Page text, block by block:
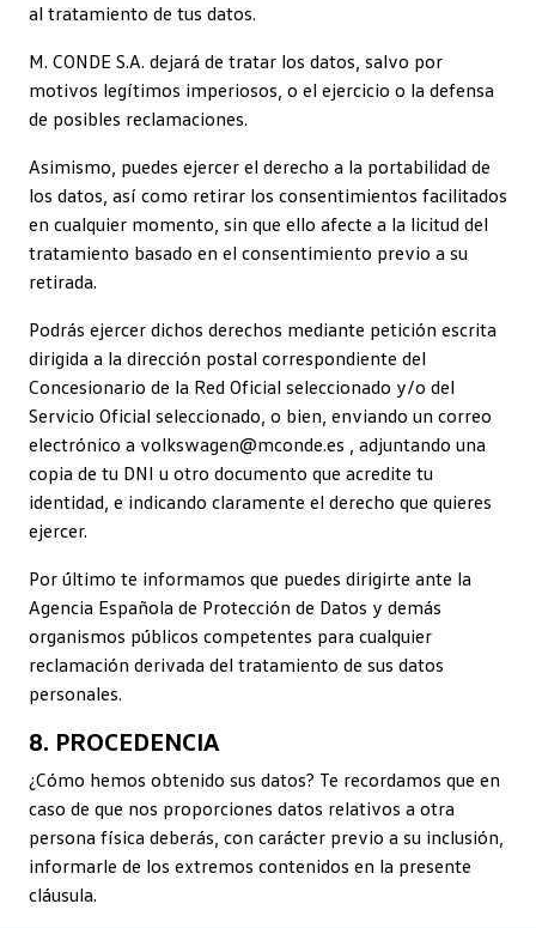
al tratamiento de tus datos.
M. CONDE S.A. dejará de tratar los datos, salvo por
motivos legítimos imperiosos, o el ejercicio o la defensa
de posibles reclamaciones.
Asimismo, puedes ejercer el derecho a la portabilidad de
los datos, así como retirar los consentimientos facilitados
en cualquier momento, sin que ello afecte a la licitud del
tratamiento basado en el consentimiento previo a su
retirada.
Podrás ejercer dichos derechos mediante petición escrita
dirigida a la dirección postal correspondiente del
Concesionario de la Red Oficial seleccionado y/o del
Servicio Oficial seleccionado, o bien, enviando un correo
electrónico a volkswagen@mconde.es , adjuntando una
copia de tu DNI u otro documento que acredite tu
identidad, e indicando claramente el derecho que quieres
ejercer.
Por último te informamos que puedes dirigirte ante la
Agencia Española de Protección de Datos y demás
organismos públicos competentes para cualquier
reclamación derivada del tratamiento de sus datos
personales.
8. PROCEDENCIA
¿Cómo hemos obtenido sus datos? Te recordamos que en
caso de que nos proporciones datos relativos a otra
persona física deberás, con carácter previo a su inclusión,
informarle de los extremos contenidos en la presente
cláusula.